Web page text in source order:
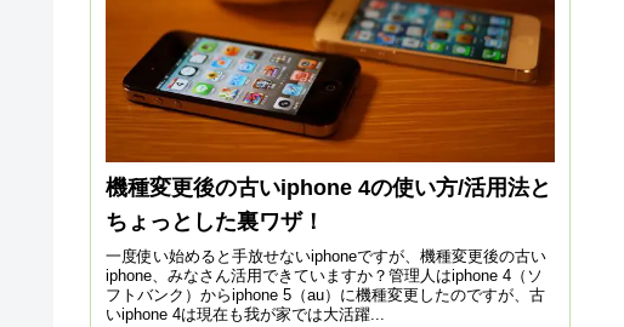
機種変更後の古いiphone 4の使い方/活用法と
ちょっとした裏ワザ！
一度使い始めると手放せないiphoneですが、機種変更後の古い
iphone、みなさん活用できていますか？管理人はiphone 4（ソ
フトバンク）からiphone 5（au）に機種変更したのですが、古
いiphone 4は現在も我が家では大活躍...